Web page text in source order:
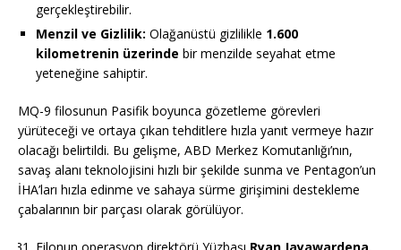
gerçekleştirebilir.
Menzil ve Gizlilik: Olağanüstü gizlilikle 1.600
kilometrenin üzerinde bir menzilde seyahat etme
yeteneğine sahiptir.
MQ-9 filosunun Pasifik boyunca gözetleme görevleri
yürüteceği ve ortaya çıkan tehditlere hızla yanıt vermeye hazır
olacağı belirtildi. Bu gelişme, ABD Merkez Komutanlığı’nın,
savaş alanı teknolojisini hızlı bir şekilde sunma ve Pentagon’un
İHA’ları hızla edinme ve sahaya sürme girişimini destekleme
çabalarının bir parçası olarak görülüyor.